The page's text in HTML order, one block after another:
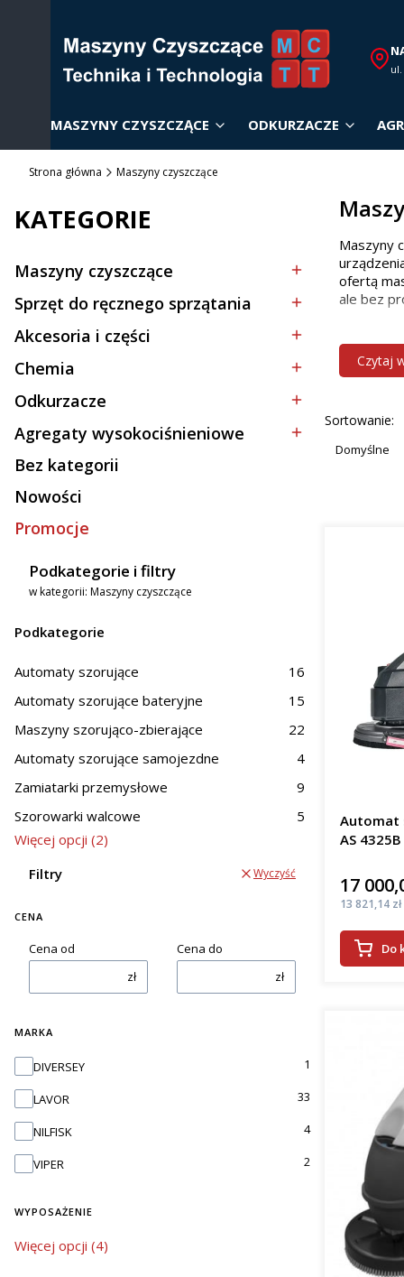
MASZYNY CZYSZCZĄCE ODKURZACZE
Strona główna Maszyny czyszczące
KATEGORIE
Kategoria - Maszyny czyszczące
Maszyny czyszczące
Kategoria - Sprzęt do ręcznego sprzątania
Sprzęt do ręcznego sprzątania
Kategoria - Akcesoria i części
Akcesoria i części
Kategoria - Chemia
Chemia
Kategoria - Odkurzacze
Odkurzacze
Kategoria - Agregaty wysokociśnieniowe
Agregaty wysokociśnieniowe
Kategoria - Bez kategorii
Bez kategorii
Nowości
Promocje
Podkategorie i filtry
w kategorii: Maszyny czyszczące
Podkategorie
Automaty szorujące
16
Automaty szorujące bateryjne
15
Maszyny szorująco-zbierające
22
Automaty szorujące samojezdne
4
Zamiatarki przemysłowe
9
Szorowarki walcowe
5
Więcej opcji (2)
Filtry
Wyczyść
CENA
Cena od
zł
Cena do
zł
MARKA
Marka
DIVERSEY 1
LAVOR 33
NILFISK 4
VIPER 2
WYPOSAŻENIE
wyposażenie
Więcej opcji (4)
Maszyny
ofertą
ale bez
Wybór
Na
woj.
woj.
pady
zbiera
wieloma
Czytaj
Lista
Sortowanie:
Domyślne
Automat
AS 4325B
Cena
17
Cena
13 821,14 zł
Do